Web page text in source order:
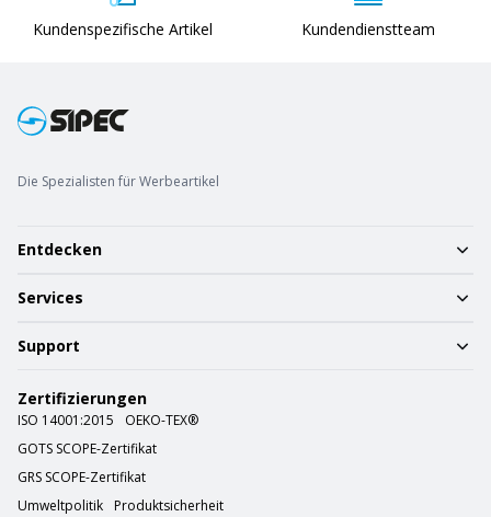
Kundenspezifische Artikel Kundendienstteam
Die Spezialisten für Werbeartikel
Entdecken
Services
Support
Zertifizierungen
ISO 14001:2015
OEKO-TEX®
GOTS SCOPE-Zertifikat
GRS SCOPE-Zertifikat
Umweltpolitik
Produktsicherheit